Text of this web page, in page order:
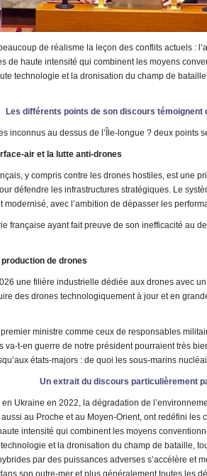
de réalisme la leçon des conflits actuels :
de haute intensité qui combinent les moyens
technologie et la dronisation du champ de
Les différents points de son discours témoignent
inconnus au dessus de l’Île-longue ? deux points
air et la lutte anti-drones
y compris contre les drones hostiles, est une
défendre les infrastructures stratégiques. Le
modernisé, avec l’ambition de dépasser les
française ayant fait preuve de son inefficacité au
de drones
une filière industrielle dédiée aux drones avec
des drones technologiquement à jour et en
ministre comme ceux de responsables
va-t-en guerre de notre président pourraient très
états-majors : de quoi les sous-marins
Un extrait du discours particulièrement
en Ukraine en 2022, la dégradation de
au Proche et au Moyen-Orient, ont redéfini les
intensité qui combinent les moyens
et la dronisation du champ de bataille,
par des puissances adverses s’accélère et